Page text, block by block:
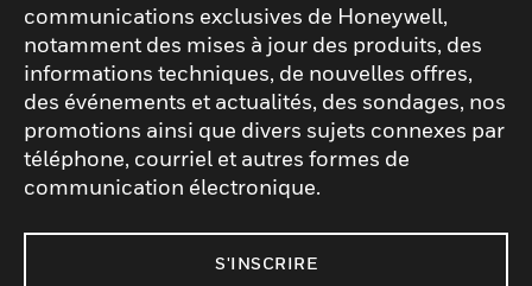
communications exclusives de Honeywell,
notamment des mises à jour des produits, des
informations techniques, de nouvelles offres,
des événements et actualités, des sondages, nos
promotions ainsi que divers sujets connexes par
téléphone, courriel et autres formes de
communication électronique.
S'INSCRIRE